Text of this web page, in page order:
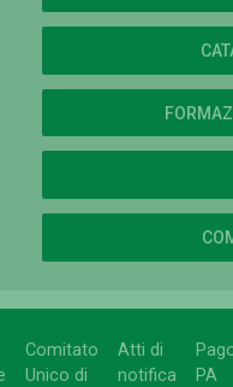
Comitato
Unico di
Atti di
notifica
PA